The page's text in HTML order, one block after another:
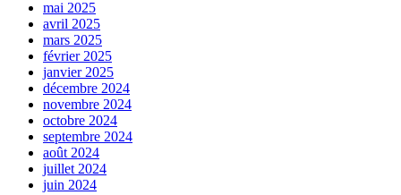
mai 2025
avril 2025
mars 2025
février 2025
janvier 2025
décembre 2024
novembre 2024
octobre 2024
septembre 2024
août 2024
juillet 2024
juin 2024